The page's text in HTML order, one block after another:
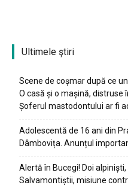
Ultimele ştiri
Scene de coșmar după ce
O casă și o mașină, distruse
Șoferul mastodontului ar fi
Adolescentă de 16 ani din
Dâmbovița. Anunțul
Alertă în Bucegi! Doi
Salvamontiștii, misiune